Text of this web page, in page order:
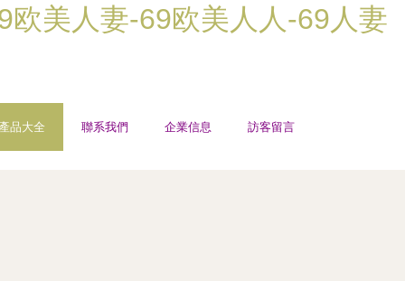
美人妻-69欧美人人-69人妻
品大全 聯系我們 企業信息 訪客留言